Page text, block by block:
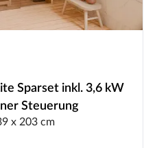
Sparset inkl. 3,6 kW
Steuerung
x 203 cm